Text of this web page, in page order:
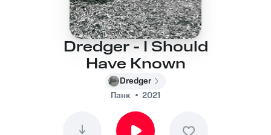
Dredger - I Should
Have Known
Dredger
Панк
2021